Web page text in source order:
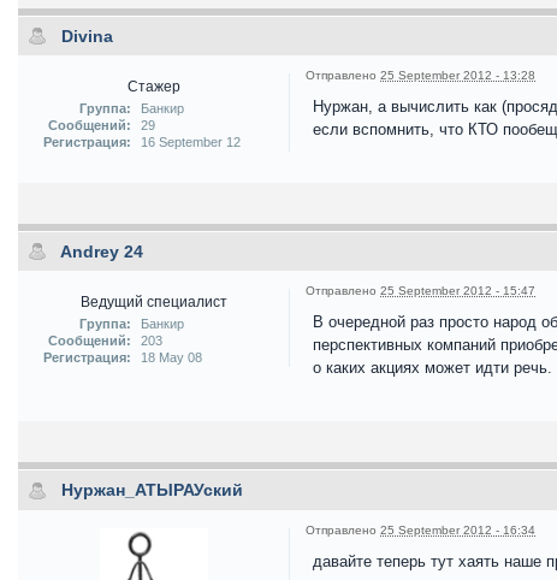
Divina
Стажер
Группа:
Банкир
Сообщений:
29
Регистрация:
16 September 12
Отправлено 25 September 2012 - 13:28
Нуржан, а вычислить как
если вспомнить, что КТО
Andrey 24
Ведущий специалист
Группа:
Банкир
Сообщений:
203
Регистрация:
18 May 08
Отправлено 25 September 2012 - 15:47
В очередной раз просто народ
перспективных компаний
о каких акциях может идти речь.
Нуржан_АТЫРАУский
Отправлено 25 September 2012 - 16:34
давайте теперь тут хаять наше